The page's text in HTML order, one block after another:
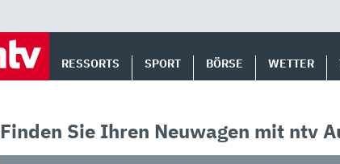
RESSORTS SPORT BÖRSE WETTER
Finden Sie Ihren Neuwagen mit ntv